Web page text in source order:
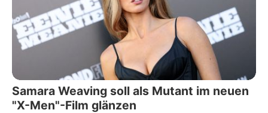
Samara Weaving soll als Mutant im neuen
"X-Men"-Film glänzen